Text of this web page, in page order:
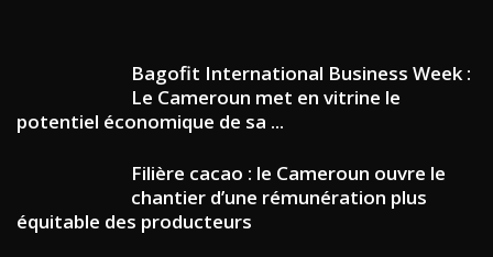
Bagofit International Business Week :
Le Cameroun met en vitrine le
potentiel économique de sa ...
Filière cacao : le Cameroun ouvre le
chantier d’une rémunération plus
équitable des producteurs